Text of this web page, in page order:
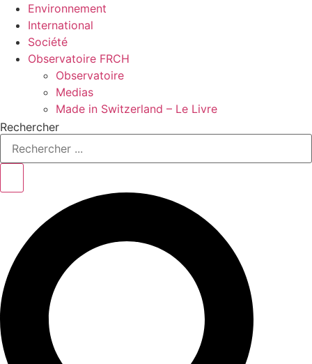
Environnement
International
Société
Observatoire FRCH
Observatoire
Medias
Made in Switzerland – Le Livre
Rechercher